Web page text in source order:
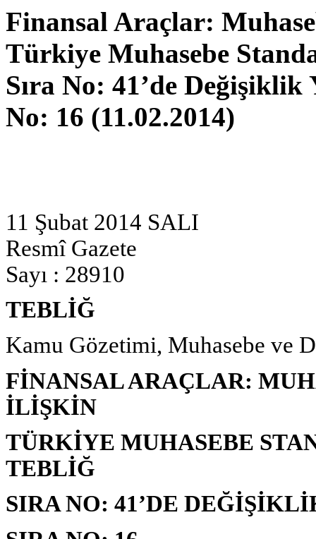
Finansal Araçlar:
Türkiye Muhasebe
Sıra No: 41’de Değişiklik
No: 16 (11.02.2014)
11 Şubat 2014 SALI
Resmî Gazete
Sayı : 28910
TEBLİĞ
Kamu Gözetimi, Muhasebe ve
FİNANSAL ARAÇLAR:
İLİŞKİN
TÜRKİYE MUHASEBE
TEBLİĞ
SIRA NO: 41’DE